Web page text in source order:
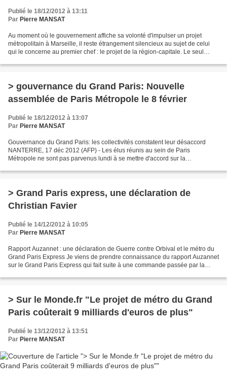
Publié le 18/12/2012 à 13:11
Par Pierre MANSAT
Au moment où le gouvernement affiche sa volonté d'impulser un projet
métropolitain à Marseille, il reste étrangement silencieux au sujet de celui
qui le concerne au premier chef : le projet de la région-capitale. Le seul
> gouvernance du Grand Paris: Nouvelle
assemblée de Paris Métropole le 8 février
Publié le 18/12/2012 à 13:07
Par Pierre MANSAT
Gouvernance du Grand Paris: les collectivités constatent leur désaccord
NANTERRE, 17 déc 2012 (AFP) - Les élus réunis au sein de Paris
Métropole ne sont pas parvenus lundi à se mettre d'accord sur la
> Grand Paris express, une déclaration de
Christian Favier
Publié le 14/12/2012 à 10:05
Par Pierre MANSAT
Rapport Auzannet : une déclaration de Guerre contre Orbival et le métro du
Grand Paris Express Je viens de prendre connaissance du rapport Auzannet
sur le Grand Paris Express qui fait suite à une commande passée par la
> Sur le Monde.fr "Le projet de métro du Grand
Paris coûterait 9 milliards d'euros de plus"
Publié le 13/12/2012 à 13:51
Par Pierre MANSAT